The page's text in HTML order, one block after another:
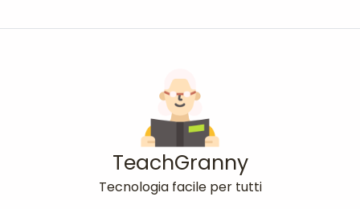
TeachGranny
Tecnologia facile per tutti